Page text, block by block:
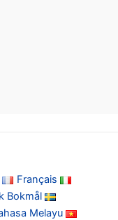
Français
Bokmål
Melayu